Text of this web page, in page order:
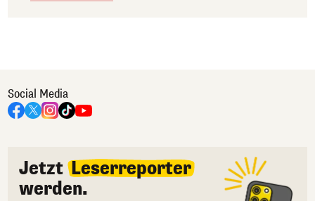
Social Media
Jetzt Leserreporter
werden.